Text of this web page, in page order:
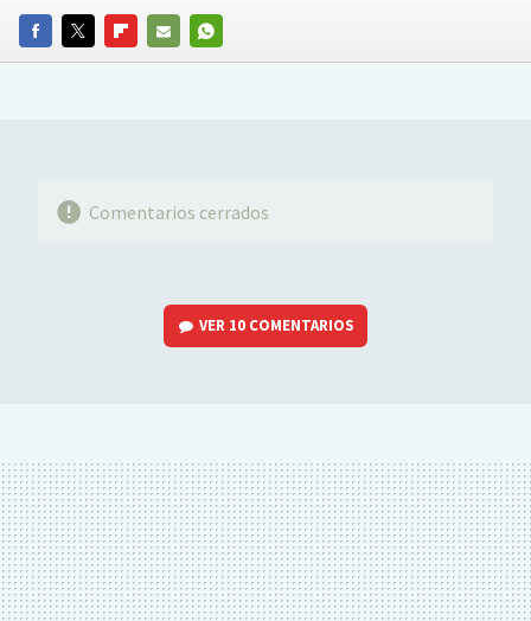
FACEBOOKTWITTERFLIPBOARD
E-
WHATSAPP
Comentarios cerrados
VER 10 COMENTARIOS